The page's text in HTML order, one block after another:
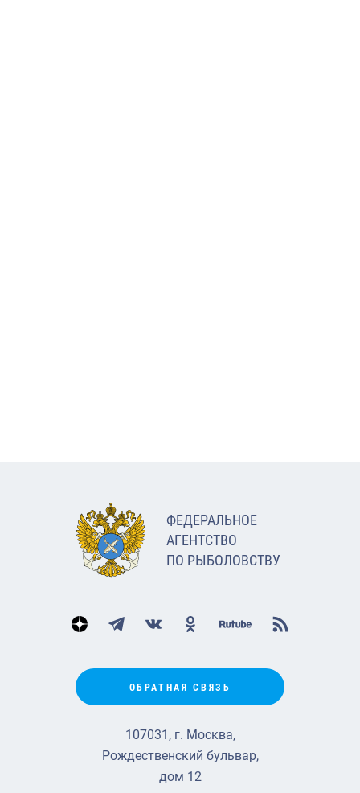
ФЕДЕРАЛЬНОЕ
АГЕНТСТВО
ПО РЫБОЛОВСТВУ
ОБРАТНАЯ СВЯЗЬ
107031, г. Москва,
Рождественский бульвар,
дом 12